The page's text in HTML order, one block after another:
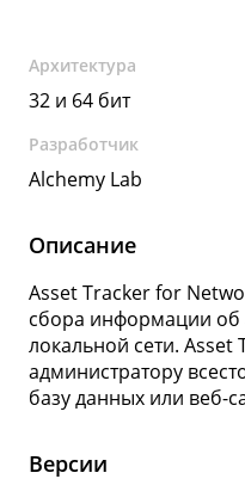
Архитектура
32 и 64 бит
Разработчик
Alchemy Lab
Описание
Asset Tracker for
сбора информации
локальной сети. Asset
администратору
базу данных или веб-
Версии